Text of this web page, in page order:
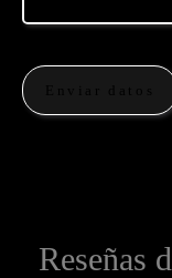
Reseñas